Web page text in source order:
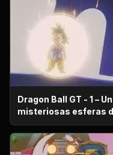
Dragon Ball GT - 1 – Unas
misteriosas esferas
dragón aparecen